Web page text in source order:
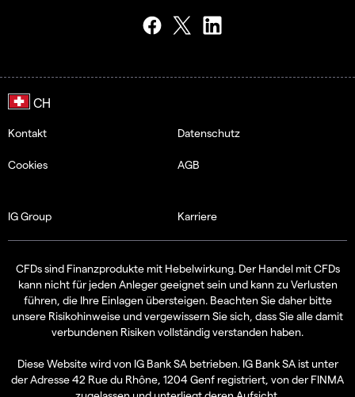
Kontakt Datenschutz
Cookies AGB
IG Group Karriere
CFDs sind Finanzprodukte mit Hebelwirkung. Der Handel mit CFDs
kann nicht für jeden Anleger geeignet sein und kann zu Verlusten
führen, die Ihre Einlagen übersteigen. Beachten Sie daher bitte
unsere Risikohinweise und vergewissern Sie sich, dass Sie alle damit
verbundenen Risiken vollständig verstanden haben.
Diese Website wird von IG Bank SA betrieben. IG Bank SA ist unter
der Adresse 42 Rue du Rhône, 1204 Genf registriert, von der FINMA